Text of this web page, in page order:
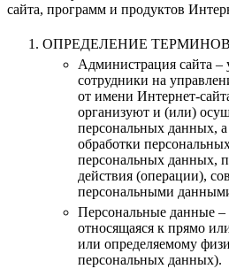
сайта, программ и продуктов
ОПРЕДЕЛЕНИЕ ТЕРМИНОВ
Администрация сайта
сотрудники на
от имени Интернет-
организуют и (или)
персональных данных,
обработки
персональных данных,
действия (операции),
персональными
Персональные данные
относящаяся к прямо
или определяемому
персональных данных).